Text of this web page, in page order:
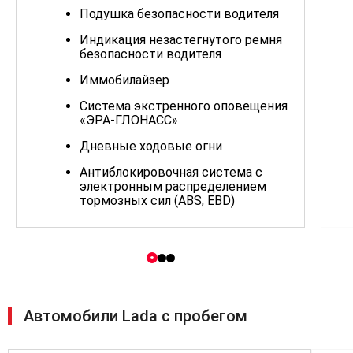
Подушка безопасности водителя
Индикация незастегнутого ремня
безопасности водителя
Иммобилайзер
Система экстренного оповещения
«ЭРА-ГЛОНАСС»
Дневные ходовые огни
Антиблокировочная система с
электронным распределением
тормозных сил (ABS, EBD)
Защита двигателя и подкапотного
Бортовой компьютер
консоли
колонка
Автомобили Lada с пробегом